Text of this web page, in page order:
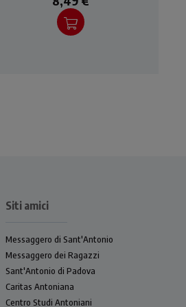
Siti amici
Messaggero di Sant'Antonio
Messaggero dei Ragazzi
Sant'Antonio di Padova
Caritas Antoniana
Centro Studi Antoniani